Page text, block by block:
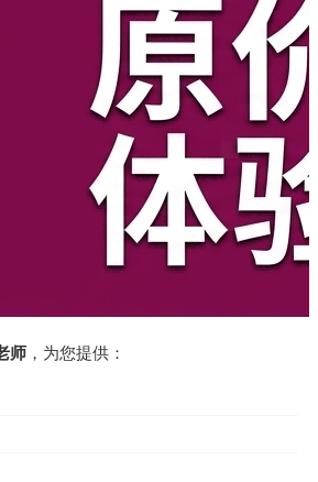
师 ，为您提供：